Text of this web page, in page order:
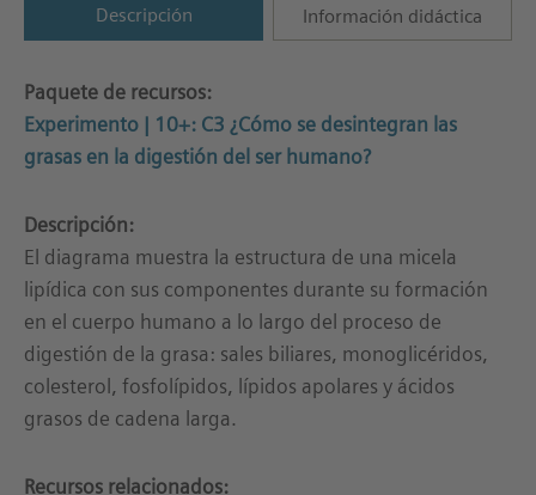
Descripción Información didáctica
Paquete de recursos:
Experimento | 10+: C3 ¿Cómo se desintegran las
grasas en la digestión del ser humano?
Descripción:
El diagrama muestra la estructura de una micela
lipídica con sus componentes durante su formación
en el cuerpo humano a lo largo del proceso de
digestión de la grasa: sales biliares, monoglicéridos,
colesterol, fosfolípidos, lípidos apolares y ácidos
grasos de cadena larga.
Recursos relacionados: